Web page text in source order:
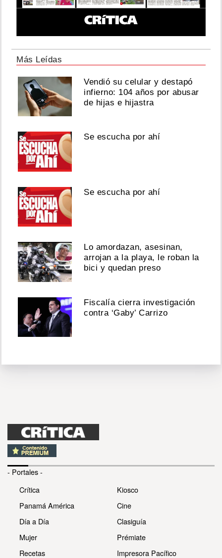
Más Leídas
Vendió su celular y destapó
infierno: 104 años por abusar
de hijas e hijastra
Se escucha por ahí
Se escucha por ahí
Lo amordazan, asesinan,
arrojan a la playa, le roban la
bici y quedan preso
Fiscalía cierra investigación
contra ‘Gaby’ Carrizo
- Portales -
Crítica
Panamá América
Día a Día
Mujer
Recetas
Kiosco
Cine
Clasiguía
Prémiate
Impresora Pacífico